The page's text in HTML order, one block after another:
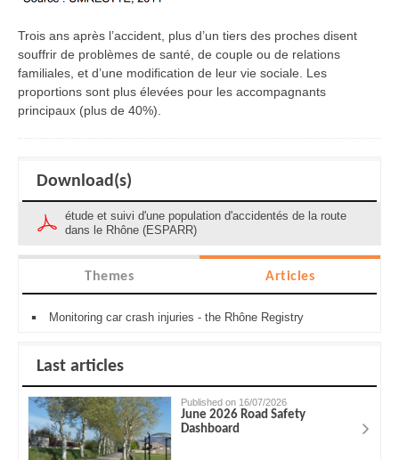
Trois ans après l’accident, plus d’un tiers des proches disent
souffrir de problèmes de santé, de couple ou de relations
familiales, et d’une modification de leur vie sociale. Les
proportions sont plus élevées pour les accompagnants
principaux (plus de 40%).
Download(s)
étude et suivi d'une population d'accidentés de la route
dans le Rhône (ESPARR)
Themes Articles
Monitoring car crash injuries - the Rhône Registry
Last articles
Published on 16/07/2026
June 2026 Road Safety
Dashboard